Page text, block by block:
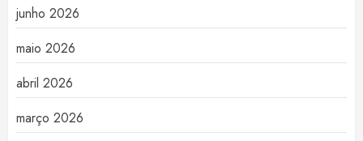
junho 2026
maio 2026
abril 2026
março 2026